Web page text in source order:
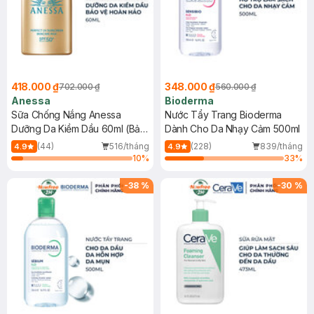
418.000 ₫702.000 ₫
Anessa
Sữa Chống Nắng Anessa
Dưỡng Da Kiềm Dầu 60ml (Bản
Mới)
4.9 (44)
516/tháng
10%
348.000 ₫560.000 ₫
Bioderma
Nước Tẩy Trang Bioderma
Dành Cho Da Nhạy Cảm 500ml
4.9 (228)
839/tháng
33%
-38 % -30 %